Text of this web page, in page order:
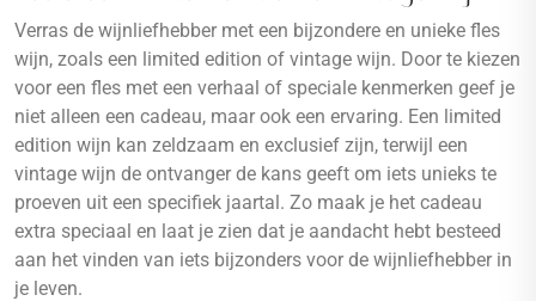
Verras de wijnliefhebber met een bijzondere en unieke fles
wijn, zoals een limited edition of vintage wijn. Door te kiezen
voor een fles met een verhaal of speciale kenmerken geef je
niet alleen een cadeau, maar ook een ervaring. Een limited
edition wijn kan zeldzaam en exclusief zijn, terwijl een
vintage wijn de ontvanger de kans geeft om iets unieks te
proeven uit een specifiek jaartal. Zo maak je het cadeau
extra speciaal en laat je zien dat je aandacht hebt besteed
aan het vinden van iets bijzonders voor de wijnliefhebber in
je leven.